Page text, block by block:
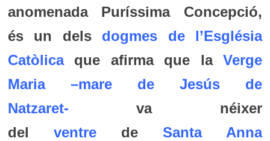
anomenada Puríssima Concepció,
és un dels dogmes de l’Església
Catòlicaque afirma que laVerge
Maria–maredeJesús de
Natzaret- va néixer
del ventredeSanta Anna